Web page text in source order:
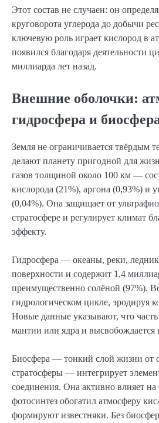
Этот состав не случаен: он
круговорота углерода до добычи
ключевую роль играет кислород в
появился благодаря деятельности
миллиарда лет назад.
Внешние оболочки:
гидросфера и
Земля не ограничивается твёрдым
делают планету пригодной для
газов толщиной около 100 км —
кислорода (21%), аргона (0,93%) и
(0,04%). Она защищает от
стратосфере и регулирует климат
эффекту.
Гидросфера — океаны, реки,
поверхности и содержит 1,4
преимущественно солёной (97%).
гидрологическом цикле, эродируя
Новые данные указывают, что
мантии или ядра и высвобождается
Биосфера — тонкий слой жизни от
стратосферы — интегрирует
соединения. Она активно влияет на
фотосинтез обогатил атмосферу
формируют известняки. Без